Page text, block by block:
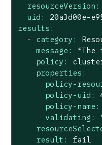
resourceVersion:
uid:
20a3d00e-
results:
-
category:
message:
“The
policy:
properties:
policy-
policy-uid:
policy-name:
validating:
result:
fail